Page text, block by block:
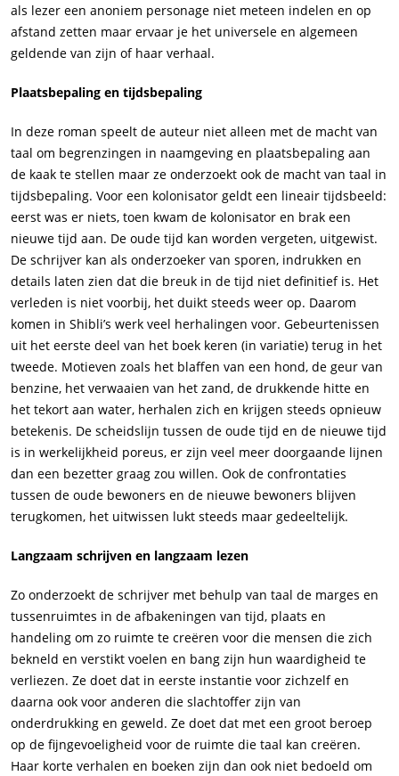
als lezer een anoniem personage niet meteen indelen en op
afstand zetten maar ervaar je het universele en algemeen
geldende van zijn of haar verhaal.
Plaatsbepaling en tijdsbepaling
In deze roman speelt de auteur niet alleen met de macht van
taal om begrenzingen in naamgeving en plaatsbepaling aan
de kaak te stellen maar ze onderzoekt ook de macht van taal in
tijdsbepaling. Voor een kolonisator geldt een lineair tijdsbeeld:
eerst was er niets, toen kwam de kolonisator en brak een
nieuwe tijd aan. De oude tijd kan worden vergeten, uitgewist.
De schrijver kan als onderzoeker van sporen, indrukken en
details laten zien dat die breuk in de tijd niet definitief is. Het
verleden is niet voorbij, het duikt steeds weer op. Daarom
komen in Shibli’s werk veel herhalingen voor. Gebeurtenissen
uit het eerste deel van het boek keren (in variatie) terug in het
tweede. Motieven zoals het blaffen van een hond, de geur van
benzine, het verwaaien van het zand, de drukkende hitte en
het tekort aan water, herhalen zich en krijgen steeds opnieuw
betekenis. De scheidslijn tussen de oude tijd en de nieuwe tijd
is in werkelijkheid poreus, er zijn veel meer doorgaande lijnen
dan een bezetter graag zou willen. Ook de confrontaties
tussen de oude bewoners en de nieuwe bewoners blijven
terugkomen, het uitwissen lukt steeds maar gedeeltelijk.
Langzaam schrijven en langzaam lezen
Zo onderzoekt de schrijver met behulp van taal de marges en
tussenruimtes in de afbakeningen van tijd, plaats en
handeling om zo ruimte te creëren voor die mensen die zich
bekneld en verstikt voelen en bang zijn hun waardigheid te
verliezen. Ze doet dat in eerste instantie voor zichzelf en
daarna ook voor anderen die slachtoffer zijn van
onderdrukking en geweld. Ze doet dat met een groot beroep
op de fijngevoeligheid voor de ruimte die taal kan creëren.
Haar korte verhalen en boeken zijn dan ook niet bedoeld om